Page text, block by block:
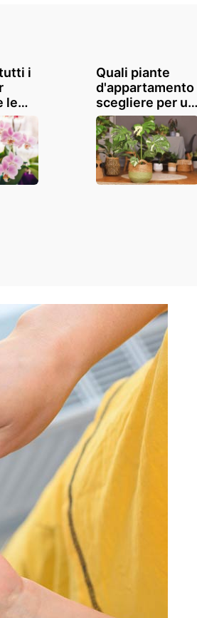
i
le
Quali piante
d'appartamento
scegliere per un
design unico?
Le nostre 15
preferite